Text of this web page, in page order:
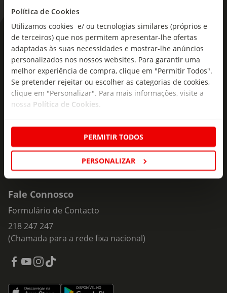
Política de Cookies
Utilizamos cookies e/ ou tecnologias similares (próprios e
de terceiros) que nos permitem apresentar-lhe ofertas
adaptadas às suas necessidades e mostrar-lhe anúncios
personalizados nos nossos websites. Para garantir uma
melhor experiência de compra, clique em "Permitir Todos".
Se pretender rejeitar ou escolher as categorias de cookies,
clique em "Personalizar". Para mais informações, visite a
nossa Política de Cookies.
PERMITIR TODOS
PERSONALIZAR
As novidades mais frescas no
seu e-mail!
Subscreva e descubra campanhas exclusivas,
ofertas e novidades para si.
Insira o seu e-
Fale Connosco
Formulário de Contacto
218 247 247
(Chamada para a rede fixa nacional)